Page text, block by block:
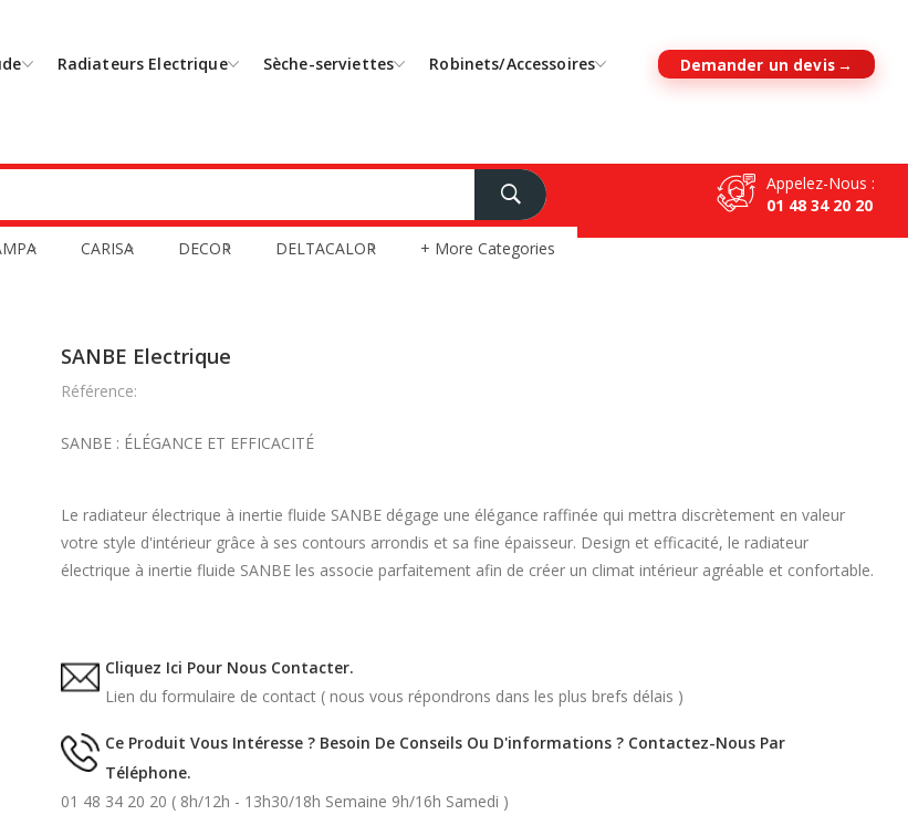
Radiateurs Electrique Sèche-serviettes Robinets/Accessoires Demander un devis
CARISA DECOR DELTACALOR + More Categories
Appelez-Nous :
01 48 34 20 20
SANBE Electrique
Référence:
SANBE : ÉLÉGANCE ET EFFICACITÉ
Le radiateur électrique à inertie fluide SANBE dégage une élégance raffinée qui mettra discrètement en valeur
votre style d'intérieur grâce à ses contours arrondis et sa fine épaisseur. Design et efficacité, le radiateur
électrique à inertie fluide SANBE les associe parfaitement afin de créer un climat intérieur agréable et confortable.
Cliquez Ici Pour Nous Contacter.
Lien du formulaire de contact ( nous vous répondrons dans les plus brefs délais )
Ce Produit Vous Intéresse ? Besoin De Conseils Ou D'informations ? Contactez-Nous Par
Téléphone.
01 48 34 20 20 ( 8h/12h - 13h30/18h Semaine 9h/16h Samedi )